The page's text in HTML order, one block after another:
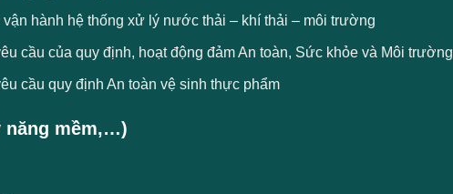
hành hệ thống xử lý nước thải – khí thải – môi trường
cầu của quy định, hoạt động đảm An toàn, Sức khỏe và Môi trường
cầu quy định An toàn vệ sinh thực phẩm
năng mềm,…)